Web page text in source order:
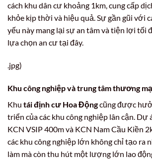
cách khu dân cư khoảng 1km, cung cấp
khỏe kịp thời và hiệu quả. Sự gần gũi với
yếu này mang lại sự an tâm và tiện lợi tối
lựa chọn an cư tại đây.
.jpg)
Khu công nghiệp và trung tâm thương
Khu tái định cư Hoa Độngcũng được
triển của các khu công nghiệp lân cận. Dự
KCN VSIP 400m và KCN Nam Cầu Kiền
các khu công nghiệp lớn không chỉ tạo ra
làm mà còn thu hút một lượng lớn lao